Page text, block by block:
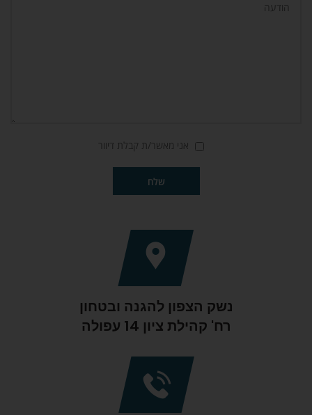
אני מאשר/ת קבלת דיוור
נשק הצפון להגנה ובטחון
רח' קהילת ציון 14 עפולה